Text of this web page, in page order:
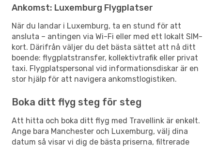
Ankomst: Luxemburg Flygplatser
När du landar i Luxemburg, ta en stund för att
ansluta – antingen via Wi-Fi eller med ett lokalt SIM-
kort. Därifrån väljer du det bästa sättet att nå ditt
boende: flygplatstransfer, kollektivtrafik eller privat
taxi. Flygplatspersonal vid informationsdiskar är en
stor hjälp för att navigera ankomstlogistiken.
Boka ditt flyg steg för steg
Att hitta och boka ditt flyg med Travellink är enkelt.
Ange bara Manchester och Luxemburg, välj dina
datum så visar vi dig de bästa priserna, filtrerade